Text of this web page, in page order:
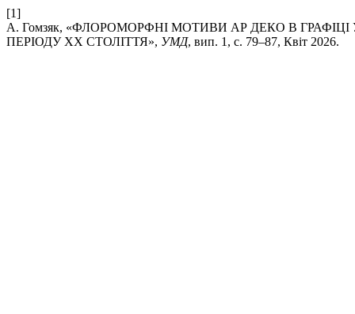
[1]
А. Гомзяк, «ФЛОРОМОРФНІ МОТИВИ АР ДЕКО В
ПЕРІОДУ ХХ СТОЛІТТЯ», УМД, вип. 1, с. 79–87, Квіт 2026.